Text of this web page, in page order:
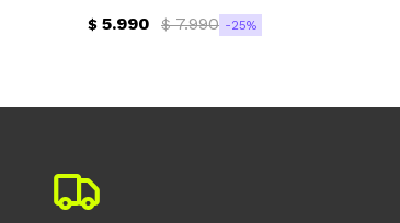
$ 5.990 $ 7.990 25
Continuar